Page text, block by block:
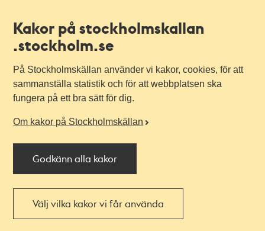
Kakor på stockholmskallan
.stockholm.se
På Stockholmskällan använder vi kakor, cookies, för att
sammanställa statistik och för att webbplatsen ska
fungera på ett bra sätt för dig.
Om kakor på Stockholmskällan
Godkänn alla kakor
Välj vilka kakor vi får använda